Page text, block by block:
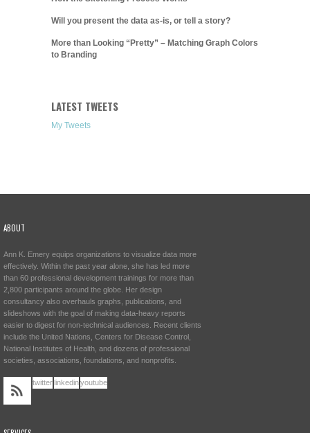
Will you present the data as-is, or tell a story?
More than Looking “Pretty” – Matching Graph Colors
to Branding
LATEST TWEETS
My Tweets
ABOUT
Ann K. Emery equips organizations to visualize data more
effectively. Within the past year alone, she has led more
than 60 professional development trainings for more than
2,800 participants around the globe. Her design
consultancy also overhauls graphs, publications, and
slideshows with the goal of making data-heavy reports
easier to digest for non-technical audiences. Recent clients
include the United Nations, Centers for Disease Control,
National Institutes of Health, and dozens of professional
societies, associations, foundations, and nonprofits.
twitter linkedinyoutube